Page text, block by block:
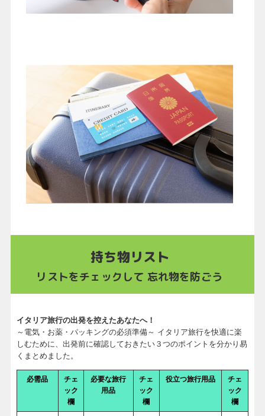
持ち物リスト
リストをチェックして 忘れ物を防ごう
イタリア旅行の出発を控えたあなたへ！
～電気・お薬・パッキングの必須準備～ イタリア旅行を快適に楽
しむために、出発前に確認しておきたい３つのポイントを分かり易
くまとめました。
必需品
チェ
ック
欄
必要な旅行
用品
チェ
ック
欄
役立つ旅行用品
チェ
ック
欄